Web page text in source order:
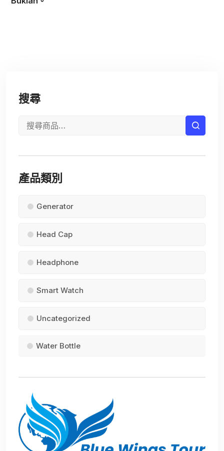
搜尋
產品類別
Generator
Head Cap
Headphone
Smart Watch
Uncategorized
Water Bottle